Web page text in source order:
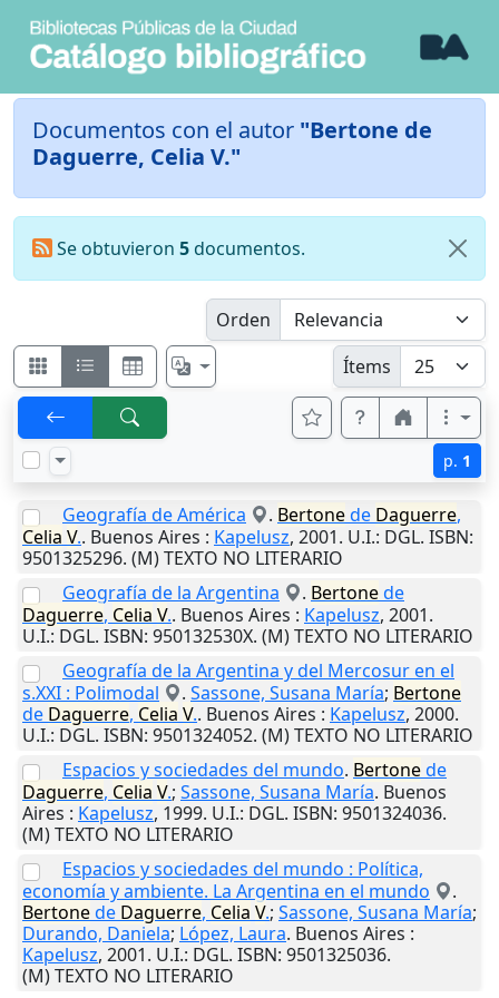
Documentos con el autor "Bertone de
Daguerre, Celia V."
Se obtuvieron 5documentos.
Orden
Ítems
p. 1
Geografía de América . Bertonede Daguerre,
Celia V.. Buenos Aires : Kapelusz, 2001. U.I.: DGL. ISBN:
9501325296. (M) TEXTO NO LITERARIO
Geografía de la Argentina
. Bertonede
Daguerre, Celia V.. Buenos Aires : Kapelusz, 2001.
U.I.: DGL. ISBN: 950132530X. (M) TEXTO NO LITERARIO
Geografía de la Argentina y del Mercosur en el
s.XXI : Polimodal
. Sassone, Susana María; Bertone
de Daguerre, Celia V.. Buenos Aires : Kapelusz, 2000.
U.I.: DGL. ISBN: 9501324052. (M) TEXTO NO LITERARIO
Espacios y sociedades del mundo. Bertonede
Daguerre, Celia V.; Sassone, Susana María. Buenos
Aires : Kapelusz, 1999. U.I.: DGL. ISBN: 9501324036.
(M) TEXTO NO LITERARIO
Espacios y sociedades del mundo : Política,
economía y ambiente. La Argentina en el mundo
.
Bertonede Daguerre, Celia V.; Sassone, Susana María;
Durando, Daniela; López, Laura. Buenos Aires :
Kapelusz, 2001. U.I.: DGL. ISBN: 9501325036.
(M) TEXTO NO LITERARIO